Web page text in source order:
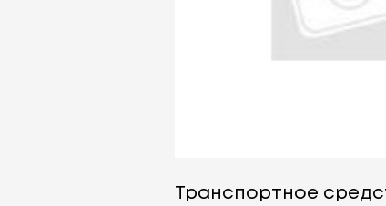
Транспортное